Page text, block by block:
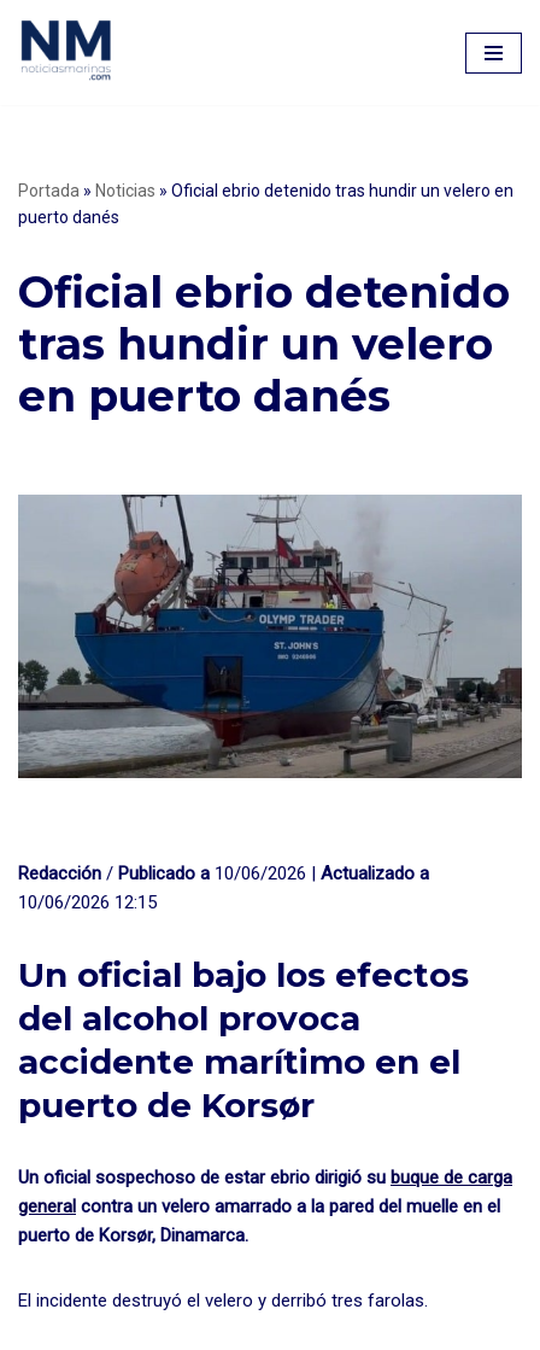
Saltar
Portada » Noticias » Oficial ebrio detenido tras hundir un velero en
puerto danés
Oficial ebrio detenido
tras hundir un velero
en puerto danés
Redacción / Publicado a 10/06/2026 | Actualizado a
10/06/2026 12:15
Un oficial bajo los efectos
del alcohol provoca
accidente marítimo en el
puerto de Korsør
Un oficial sospechoso de estar ebrio dirigió su buque de carga
general contra un velero amarrado a la pared del muelle en el
puerto de Korsør, Dinamarca.
El incidente destruyó el velero y derribó tres farolas.